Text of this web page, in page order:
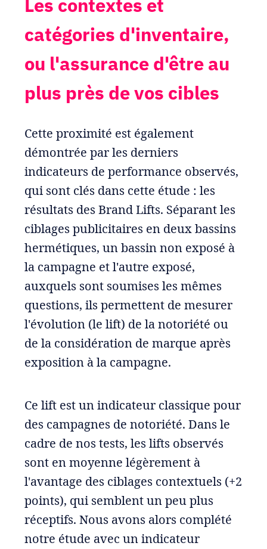
Les contextes et
catégories d'inventaire,
ou l'assurance d'être au
plus près de vos cibles
Cette proximité est également
démontrée par les derniers
indicateurs de performance observés,
qui sont clés dans cette étude : les
résultats des Brand Lifts. Séparant les
ciblages publicitaires en deux bassins
hermétiques, un bassin non exposé à
la campagne et l'autre exposé,
auxquels sont soumises les mêmes
questions, ils permettent de mesurer
l'évolution (le lift) de la notoriété ou
de la considération de marque après
exposition à la campagne.
Ce lift est un indicateur classique pour
des campagnes de notoriété. Dans le
cadre de nos tests, les lifts observés
sont en moyenne légèrement à
l'avantage des ciblages contextuels (+2
points), qui semblent un peu plus
réceptifs. Nous avons alors complété
notre étude avec un indicateur